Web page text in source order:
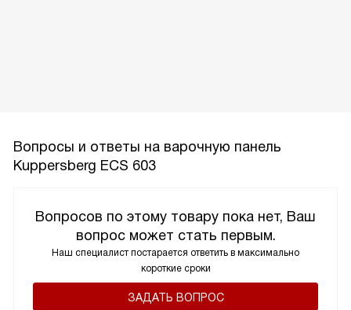
Вопросы и ответы на варочную панель
Kuppersberg ECS 603
Вопросов по этому товару пока нет, Ваш
вопрос может стать первым.
Наш специалист постарается ответить в максимально
короткие сроки
ЗАДАТЬ ВОПРОС